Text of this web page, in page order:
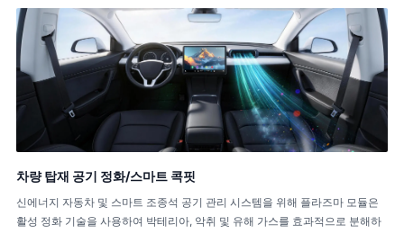
차량 탑재 공기 정화/스마트 콕핏
신에너지 자동차 및 스마트 조종석 공기 관리 시스템을 위해 플라즈마 모듈은
활성 정화 기술을 사용하여 박테리아, 악취 및 유해 가스를 효과적으로 분해하